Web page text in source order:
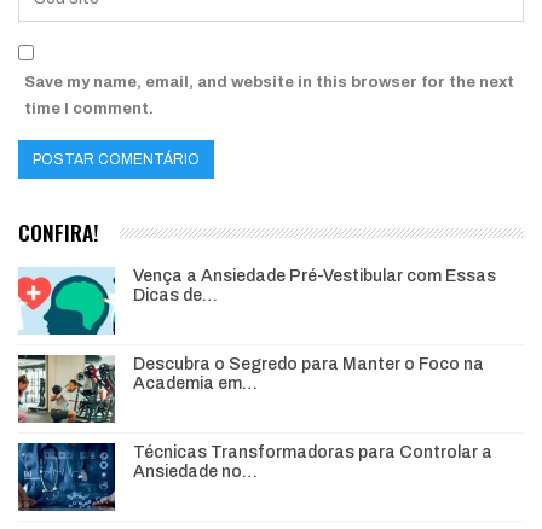
Save my name, email, and website in this browser for the next
time I comment.
CONFIRA!
Vença a Ansiedade Pré-Vestibular com Essas
Dicas de…
Descubra o Segredo para Manter o Foco na
Academia em…
Técnicas Transformadoras para Controlar a
Ansiedade no…